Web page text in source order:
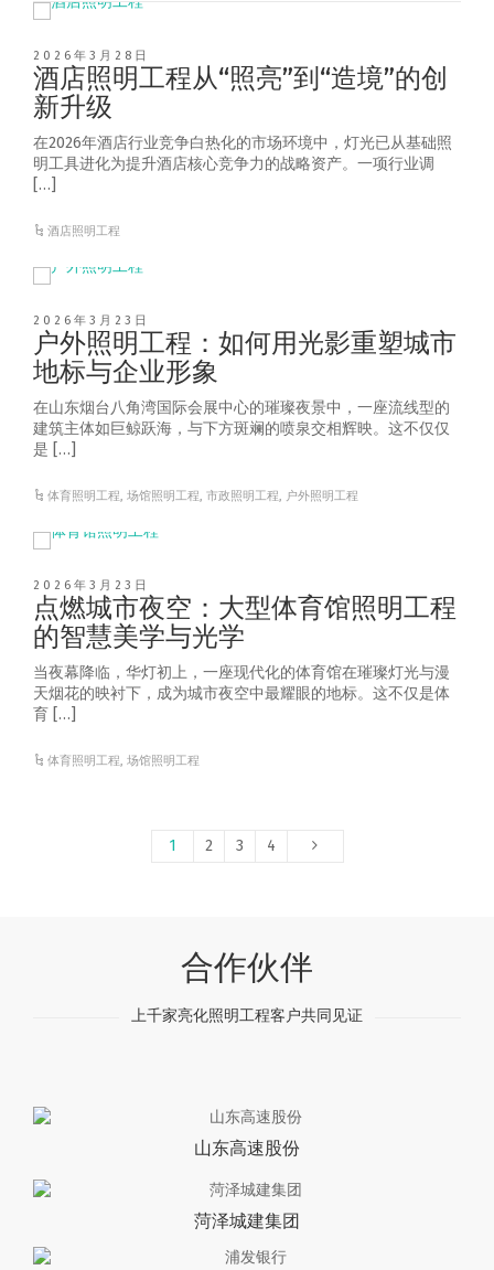
2026年3月28日
酒店照明工程从“照亮”到“造境”的创
新升级
在2026年酒店行业竞争白热化的市场环境中，灯光已从基础照
明工具进化为提升酒店核心竞争力的战略资产。一项行业调
[…]
酒店照明工程
2026年3月23日
户外照明工程：如何用光影重塑城市
地标与企业形象
在山东烟台八角湾国际会展中心的璀璨夜景中，一座流线型的
建筑主体如巨鲸跃海，与下方斑斓的喷泉交相辉映。这不仅仅
是 […]
体育照明工程,场馆照明工程,市政照明工程, 户外照明工程
2026年3月23日
点燃城市夜空：大型体育馆照明工程
的智慧美学与光学
当夜幕降临，华灯初上，一座现代化的体育馆在璀璨灯光与漫
天烟花的映衬下，成为城市夜空中最耀眼的地标。这不仅是体
育 […]
体育照明工程,场馆照明工程
1 2 3 4
合作伙伴
上千家亮化照明工程客户共同见证
山东高速股份
菏泽城建集团